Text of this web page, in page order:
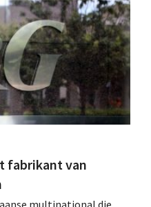
op hun
fabrikant van